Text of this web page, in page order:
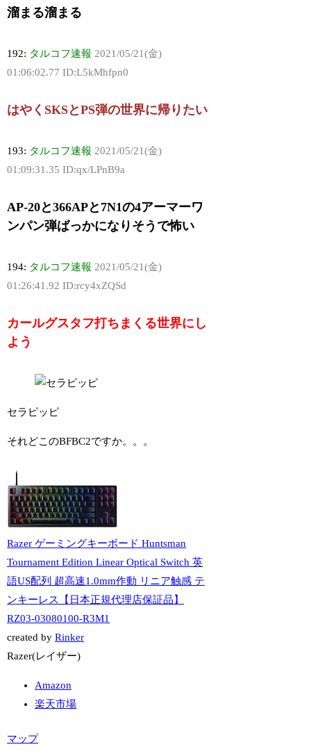
溜まる溜まる
192: タルコフ速報 2021/05/21(金)
01:06:02.77 ID:L5kMhfpn0
はやくSKSとPS弾の世界に帰りたい
193: タルコフ速報 2021/05/21(金)
01:09:31.35 ID:qx/LPnB9a
AP-20と366APと7N1の4アーマーワ
ンパン弾ばっかになりそうで怖い
194: タルコフ速報 2021/05/21(金)
01:26:41.92 ID:rcy4xZQSd
カールグスタフ打ちまくる世界にし
よう
セラピッピ
それどこのBFBC2ですか。。。
Razer ゲーミングキーボード Huntsman
Tournament Edition Linear Optical Switch 英
語US配列 超高速1.0mm作動 リニア触感 テ
ンキーレス【日本正規代理店保証品】
RZ03-03080100-R3M1
created byRinker
Razer(レイザー)
Amazon
楽天市場
マップ